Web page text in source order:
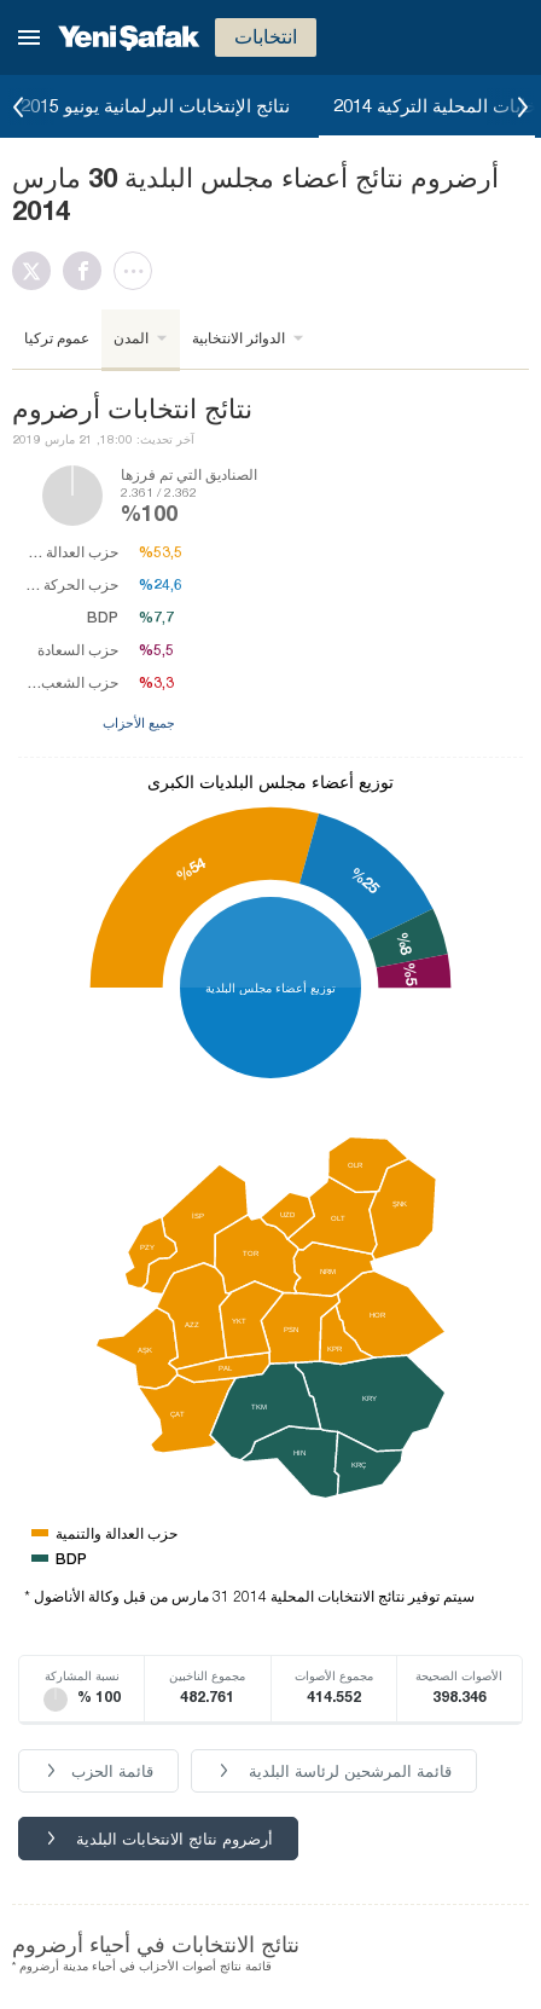
انتخابات
نتائج الإنتخابات البرلمانية يونيو 2015 المحلية التركية 2014
أرضروم نتائج أعضاء مجلس البلدية 30 مارس
2014
عموم تركيا المدن الدوائر الانتخابية
نتائج انتخابات أرضروم
آخر تحديث: 18:00, 21 مارس 2019
الصناديق التي تم فرزها
2.361 / 2.362
%100
حزب العدالة والتنمية
حزب الحركة القومية
BDP
حزب السعادة
حزب الشعب الجمهوري
%53,5
%24,6
%7,7
%5,5
%3,3
%53,5
%24,6
%7,7
%5,5
%3,3
جميع الأحزاب
توزيع أعضاء مجلس البلديات الكبرى
%54 %25
%8
%5
توزيع أعضاء مجلس البلدية
AŞK
ÇAT
HIN
HOR
İSP
KRY
NRM
OLT
OLR
PSN
ŞNK
TKM
TOR
KRÇ
UZD
PZY
AZZ
KPR
PAL
YKT
حزب العدالة والتنمية
BDP
* سيتم توفير نتائج الانتخابات المحلية 2014 31 مارس من قبل وكالة الأناضول
نسبة المشاركة
% 100
مجموع الناخبين
482.761
مجموع الأصوات
414.552
الأصوات الصحيحة
398.346
قائمة الحزب قائمة المرشحين لرئاسة البلدية
أرضروم نتائج الانتخابات البلدية
نتائج الانتخابات في أحياء أرضروم
* قائمة نتائج أصوات الأحزاب في أحياء مدينة أرضروم